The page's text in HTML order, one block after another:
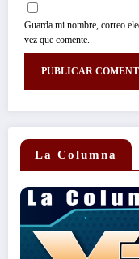
Guarda mi nombre, correo
vez que comente.
La Columna